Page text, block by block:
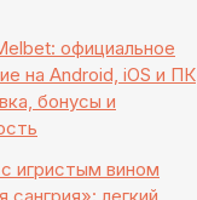
официальное
на Android, iOS и ПК
бонусы и
игристым вином